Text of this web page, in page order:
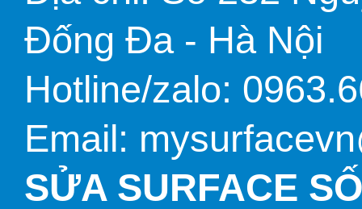
Đống Đa - Hà Nội
Hotline/zalo:
Email:
SỬA SURFACE